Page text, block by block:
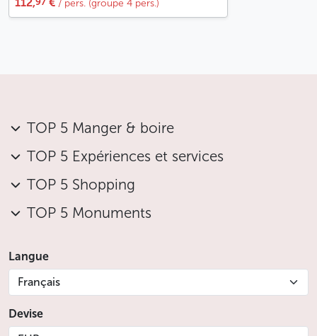
/ pers. (groupe 4 pers.)
TOP 5 Manger & boire
TOP 5 Expériences et services
TOP 5 Shopping
TOP 5 Monuments
Langue
Français
Devise